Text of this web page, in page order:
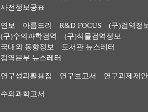
사전정보공표
연보 아름드리 R&D FOCUS
(구)검역정
(구)수의과학검역
(구)식물검역정보
국내외 동향정보
도서관 뉴스레터
검역본부 뉴스레터
연구성과활용집 연구보고서 연구과제제
수의과학고서